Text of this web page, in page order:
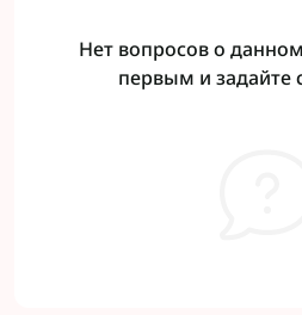
Нет вопросов о
первым и задайте